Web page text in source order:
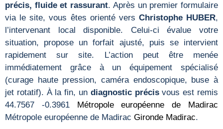
précis, fluide et rassurant. Après un premier formulaire
via le site, vous êtes orienté vers Christophe HUBER,
l’intervenant local disponible. Celui-ci évalue votre
situation, propose un forfait ajusté, puis se intervient
rapidement sur site. L’action peut être menée
immédiatement grâce à un équipement spécialisé
(curage haute pression, caméra endoscopique, buse à
jet rotatif). À la fin, un diagnostic précisvous est remis
44.7567 -0.3961
Métropole européenne de Madirac
Métropole européenne de Madirac Gironde Madirac.